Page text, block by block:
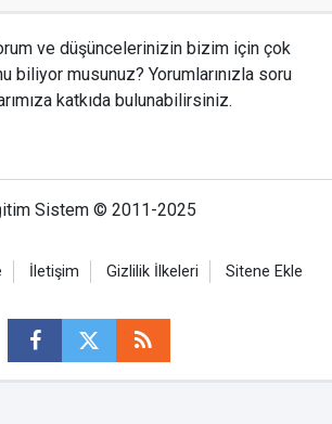
ve düşüncelerinizin bizim için çok
biliyor musunuz? Yorumlarınızla soru
katkıda bulunabilirsiniz.
Sistem © 2011-2025
İletişim Gizlilik İlkeleri Sitene Ekle